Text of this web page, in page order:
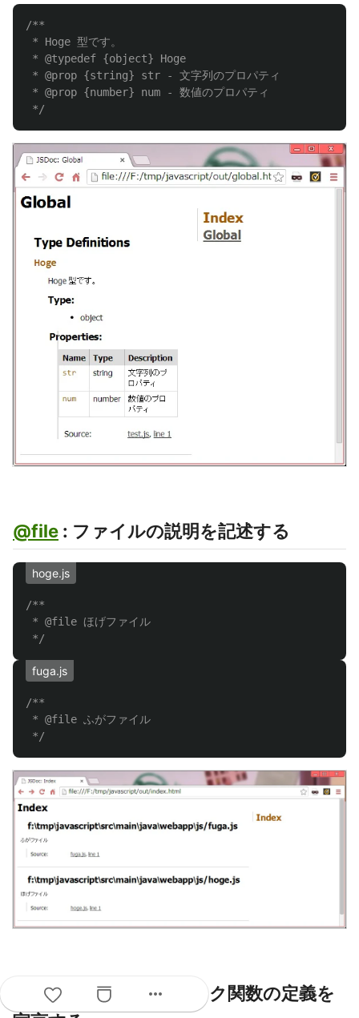
/**
* Hoge 型です。
* @typedef {object} Hoge
* @prop {string} str - 文字列のプロパティ
* @prop {number} num - 数値のプロパティ
*/
@file : ファイルの説明を記述する
hoge.js
/**
* @file ほげファイル
*/
fuga.js
/**
* @file ふがファイル
*/
@callback: コールバック関数の定義を
more_horiz